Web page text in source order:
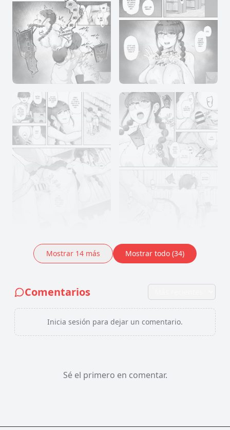
Mostrar 14 más Mostrar todo (34)
Comentarios
Inicia sesión para dejar un comentario.
Sé el primero en comentar.